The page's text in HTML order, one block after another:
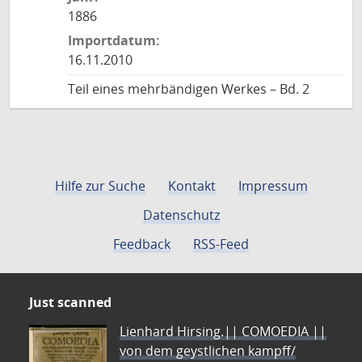
1886
Importdatum:
16.11.2010
Teil eines mehrbändigen Werkes – Bd. 2
Hilfe zur Suche Kontakt
Impressum
Datenschutz
Feedback
RSS-Feed
Just scanned
Lienhard Hirsing.|| COMOEDIA ||
von dem geystlichen kampff/